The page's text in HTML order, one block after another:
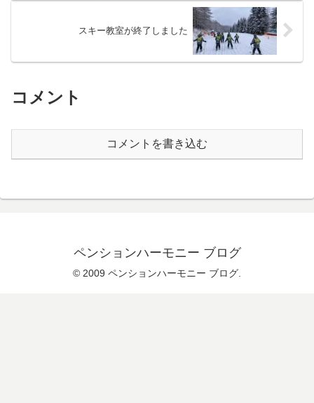
スキー教室が終了しました
コメント
コメントを書き込む
ペンションハーモニー ブログ
© 2009 ペンションハーモニー ブログ.